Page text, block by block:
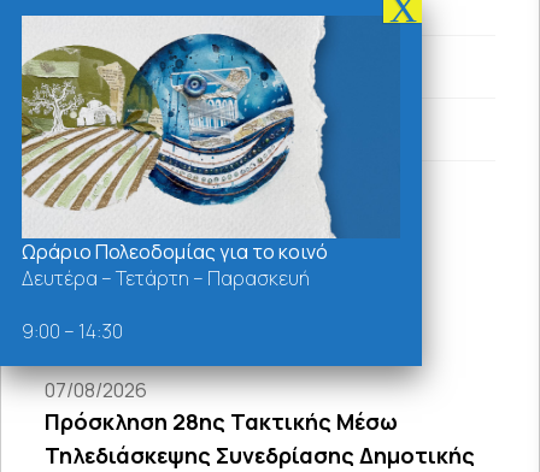
Δελτία Τύπου
Διαγωνισμοί
Εκδηλώσεις
Τελευταία Νέα - Ανακοινώσεις
07/08/2026
Πρόσκληση 28ης Τακτικής Μέσω
Τηλεδιάσκεψης Συνεδρίασης Δημοτικής
Ωράριο Πολεοδομίας για το κοινό
Δευτέρα – Τετάρτη – Παρασκευή
9:00 – 14:30